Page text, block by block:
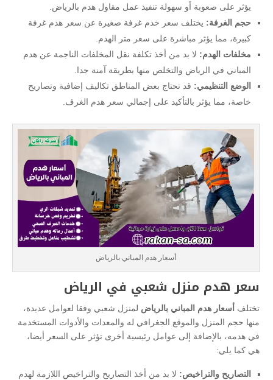
يؤثر على صعوبة أو سهولة تنفيذ عمل مقاول هدم بالرياض.
حجم الغرفة: يختلف سعر خدم غرفة صغيرة عن سعر هدم غرفة
كبيرة، مما يؤثر مباشرة على سعر متر الهدم.
مخلفات الهدم: لا بد من أخذ تكلفة نقل المخلفات الناجمة عن هدم
المباني في الرياض والتخلص منها بطريقة آمنة جدا.
الوضع التنظيمي: قد تحتاج بعض المناطق تكاليف إضافية وتصاريح
خاصة، مما يؤثر بالتأكيد على إجمالي سعر هدم الغرف.
أسعار هدم المباني بالرياض
سعر هدم منزل شعبي في الرياض
تختلف أسعار هدم المباني بالرياض لمنزل شعبي وفقا لعوامل عديدة،
منها حجم المنزل والموقع الجغرافي له والمعدات والأدوات المستخدمة
في هدمه، بالإضافة إلى عوامل رئيسية أخرى تؤثر على السعر أيضا،
هي كما يلي:
التصاريح والتراخيص: لا بد من أخذ التصاريح والتراخيص اللازمة لهدم